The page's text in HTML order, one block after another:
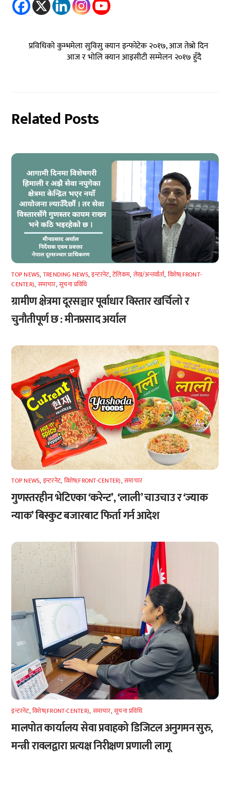
प्रविधिको कुम्भमेला सुविसु क्यान इन्फोटेक २०१७, आज तेश्रो दिन
आज र भोलि क्यान आइसीटी सम्मेलन २०१७ हुँदै
Related Posts
TOP NEWS, TRENDING NEWS,इन्टरनेट,टेलिकम, लेख/अन्तर्वार्ता, विशेष(FRONT-
CENTER), समाचार,सूचना प्रविधि
ग्रामीण क्षेत्रमा दूरसञ्चार पूर्वाधार विस्तार खर्चिलो र
चुनौतीपूर्ण छ : मीनप्रसाद अर्याल
TOP NEWS, इन्टरनेट, विशेष(FRONT-CENTER),समाचार
गुणस्तरहीन भेटिएका ‘करेन्ट’, ‘लाली’ चाउचाउ र ‘ज्याक
न्याक’ बिस्कुट बजारबाट फिर्ता गर्न आदेश
इन्टरनेट,विशेष(FRONT-CENTER), समाचार,सूचना प्रविधि
मालपोत कार्यालय सेवा प्रवाहको डिजिटल अनुगमन सुरु,
मन्त्री रावलद्वारा प्रत्यक्ष निरीक्षण प्रणाली लागू